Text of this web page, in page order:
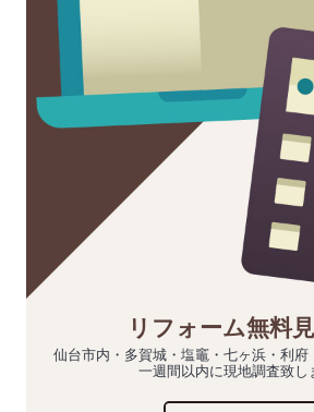
リフォーム無料
仙台市内・多賀城・塩竈・七ヶ浜・利府
一週間以内に現地調査致し